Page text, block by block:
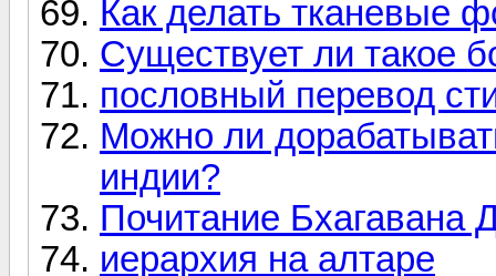
Как делать тканевые
Существует ли такое
пословный перевод
Можно ли
индии?
Почитание Бхагавана
иерархия на алтаре